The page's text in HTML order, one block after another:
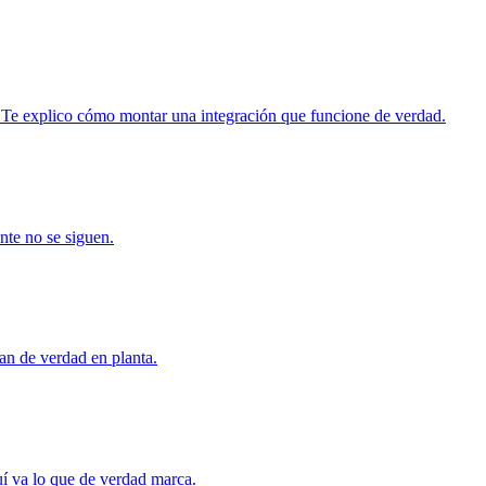
explico cómo montar una integración que funcione de verdad.
no se siguen.
de verdad en planta.
va lo que de verdad marca.